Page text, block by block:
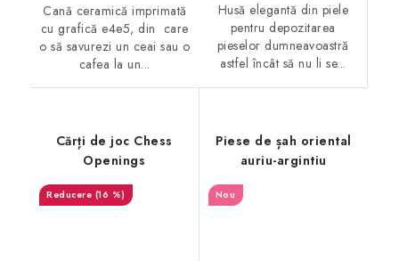
Cană ceramică imprimată
cu grafică e4e5, din care
o să savurezi un ceai sau o
cafea la un...
Husă elegantă din piele
pentru depozitarea
pieselor dumneavoastră
astfel încât să nu li se...
Cărți de joc Chess
Openings
(16 %)
Piese de șah oriental
auriu-argintiu
Nou